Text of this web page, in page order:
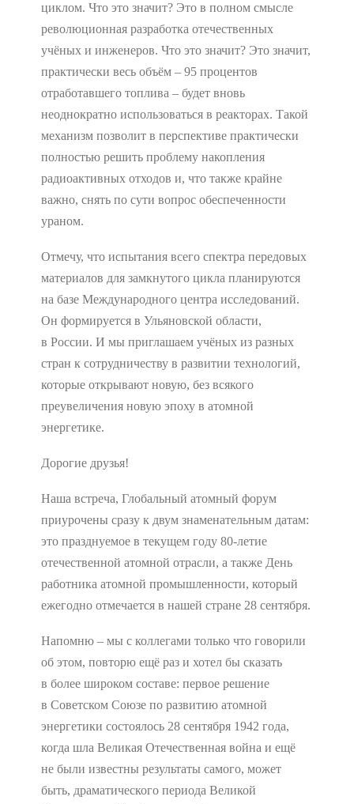
циклом. Что это значит? Это в полном смысле
революционная разработка отечественных
учёных и инженеров. Что это значит? Это значит,
практически весь объём – 95 процентов
отработавшего топлива – будет вновь
неоднократно использоваться в реакторах. Такой
механизм позволит в перспективе практически
полностью решить проблему накопления
радиоактивных отходов и, что также крайне
важно, снять по сути вопрос обеспеченности
ураном.
Отмечу, что испытания всего спектра передовых
материалов для замкнутого цикла планируются
на базе Международного центра исследований.
Он формируется в Ульяновской области,
в России. И мы приглашаем учёных из разных
стран к сотрудничеству в развитии технологий,
которые открывают новую, без всякого
преувеличения новую эпоху в атомной
энергетике.
Дорогие друзья!
Наша встреча, Глобальный атомный форум
приурочены сразу к двум знаменательным датам:
это празднуемое в текущем году 80-летие
отечественной атомной отрасли, а также День
работника атомной промышленности, который
ежегодно отмечается в нашей стране 28 сентября.
Напомню – мы с коллегами только что говорили
об этом, повторю ещё раз и хотел бы сказать
в более широком составе: первое решение
в Советском Союзе по развитию атомной
энергетики состоялось 28 сентября 1942 года,
когда шла Великая Отечественная война и ещё
не были известны результаты самого, может
быть, драматического периода Великой